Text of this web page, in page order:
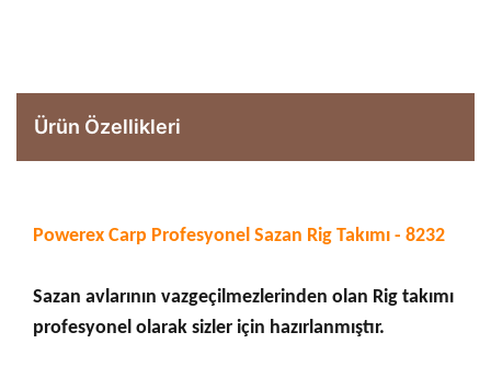
Ürün Özellikleri
Powerex Carp Profesyonel Sazan Rig Takımı - 8232
Sazan avlarının vazgeçilmezlerinden olan Rig takımı
profesyonel olarak sizler için hazırlanmıştır.